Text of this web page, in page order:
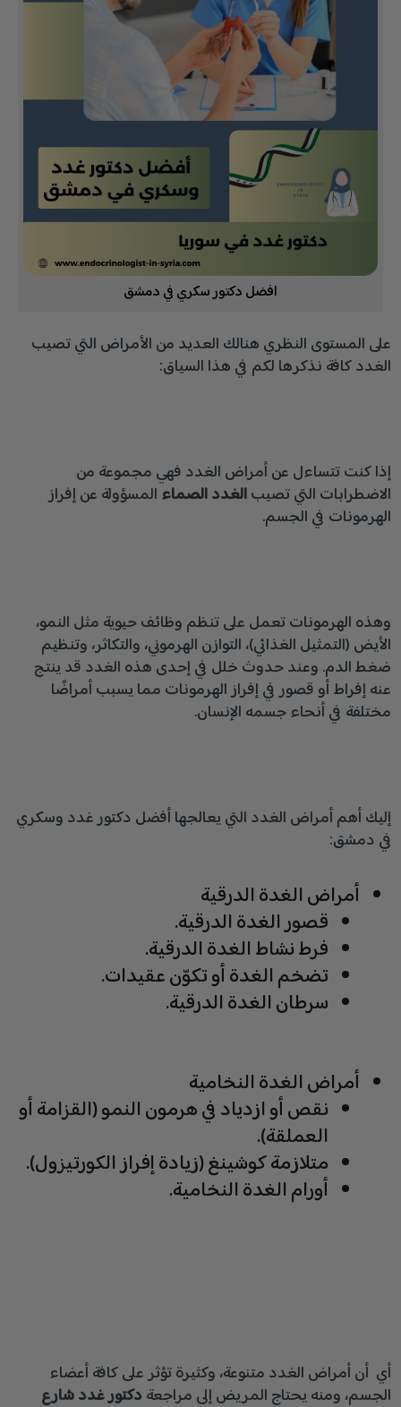
افضل دكتور سكري في دمشق
على المستوى النظري هنالك العديد من الأمراض التي تصيب
الغدد كافة نذكرها لكم في هذا السياق:
إذا كنت تتساءل عن أمراض الغدد فهي مجموعة من
الاضطرابات التي تصيبالغدد الصماء المسؤولة عن إفراز
الهرمونات في الجسم.
وهذه الهرمونات تعمل على تنظم وظائف حيوية مثل النمو،
الأيض (التمثيل الغذائي)، التوازن الهرموني، والتكاثر، وتنظيم
ضغط الدم. وعند حدوث خلل في إحدى هذه الغدد قد ينتج
عنه إفراط أو قصور في إفراز الهرمونات مما يسبب أمراضًا
مختلفة في أنحاء جسمه الإنسان.
إليك أهم أمراض الغدد التي يعالجها أفضل دكتور غدد وسكري
في دمشق:
أمراض الغدة الدرقية
قصور الغدة الدرقية.
فرط نشاط الغدة الدرقية.
تضخم الغدة أو تكوّن عقيدات.
سرطان الغدة الدرقية.
أمراض الغدة النخامية
نقص أو ازدياد في هرمون النمو (القزامة أو
العملقة).
متلازمة كوشينغ (زيادة إفراز الكورتيزول).
أورام الغدة النخامية.
أي أن أمراض الغدد متنوعة، وكثيرة تؤثر على كافة أعضاء
الجسم، ومنه يحتاج المريض إلى مراجعة دكتورغدد شارع